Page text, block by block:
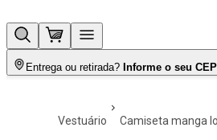
Entrega ou retirada? Informe o seu CEP
vestuário camiseta manga